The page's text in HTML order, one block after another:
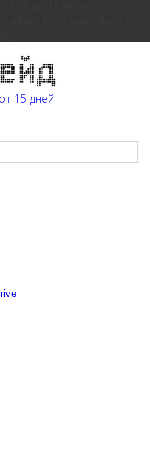
15 дней